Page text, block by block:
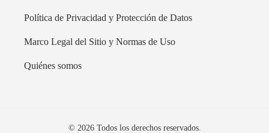
Política de Privacidad y Protección de Datos
Marco Legal del Sitio y Normas de Uso
Quiénes somos
© 2026 Todos los derechos reservados.